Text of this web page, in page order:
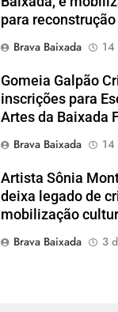
para reconstrução
Brava Baixada
14
Gomeia Galpão
inscrições para
Artes da Baixada
Brava Baixada
14
Artista Sônia
deixa legado de
mobilização
Brava Baixada
3